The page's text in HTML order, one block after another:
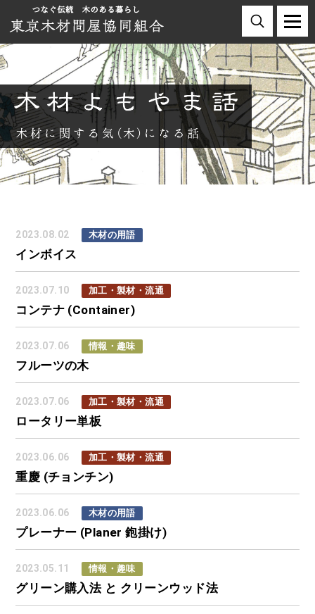
2023.08.02 木材の用語
インボイス
2023.07.10 加工・製材・流通
コンテナ (Container)
2023.07.06 情報・趣味
フルーツの木
2023.07.06 加工・製材・流通
ロータリー単板
2023.06.06 加工・製材・流通
重慶 (チョンチン)
2023.06.06 木材の用語
プレーナー (Planer 鉋掛け)
2023.05.11 情報・趣味
グリーン購入法 と クリーンウッド法